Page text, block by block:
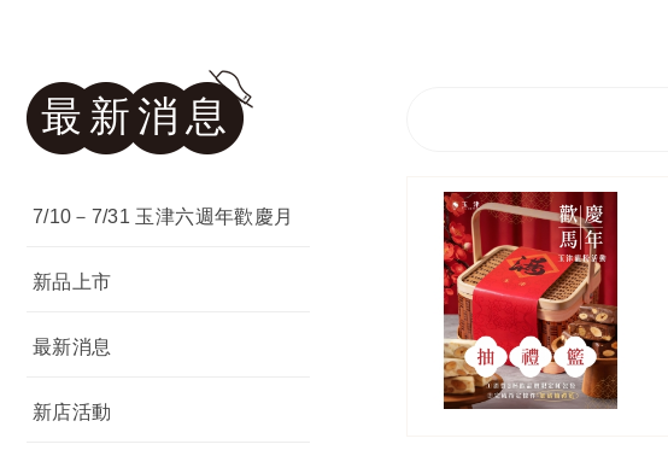
最新消息
7/10－7/31 玉津六週年歡慶月
新品上市
最新消息
新店活動